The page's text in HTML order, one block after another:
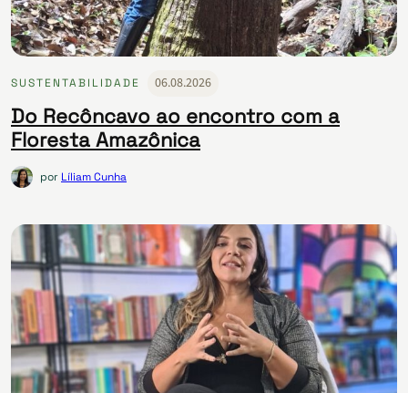
SUSTENTABILIDADE 06.08.2026
Do Recôncavo ao encontro com a
Floresta Amazônica
por Líliam Cunha